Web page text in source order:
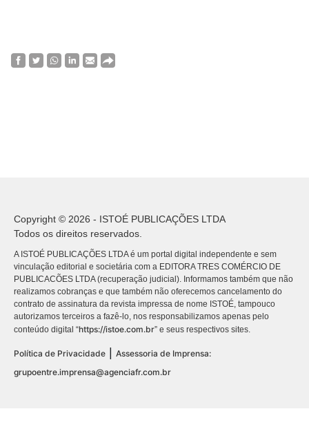
Copyright © 2026 - ISTOÉ PUBLICAÇÕES LTDA
Todos os direitos reservados.
A ISTOÉ PUBLICAÇÕES LTDA é um portal digital independente e sem
vinculação editorial e societária com a EDITORA TRES COMÉRCIO DE
PUBLICACÕES LTDA (recuperação judicial). Informamos também que não
realizamos cobranças e que também não oferecemos cancelamento do
contrato de assinatura da revista impressa de nome ISTOÉ, tampouco
autorizamos terceiros a fazê-lo, nos responsabilizamos apenas pelo
conteúdo digital “https://istoe.com.br” e seus respectivos sites.
Política de Privacidade
Assessoria de Imprensa:
grupoentre.imprensa@agenciafr.com.br